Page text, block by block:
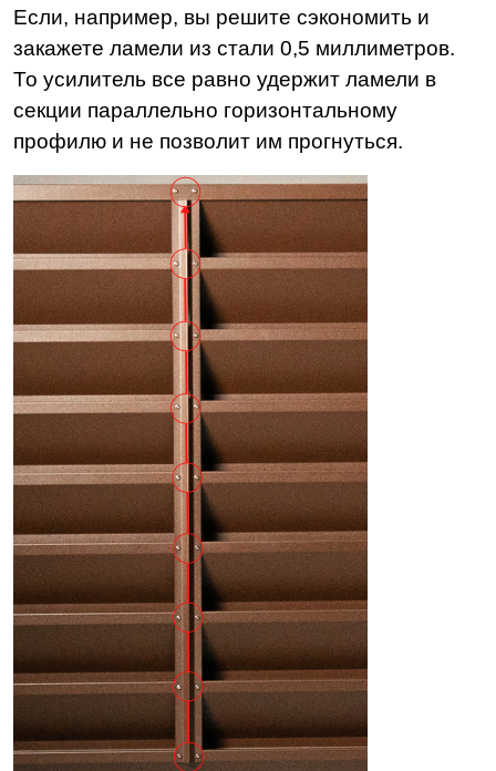
Если, например, вы решите сэкономить и
закажете ламели из стали 0,5 миллиметров.
То усилитель все равно удержит ламели в
секции параллельно горизонтальному
профилю и не позволит им прогнуться.